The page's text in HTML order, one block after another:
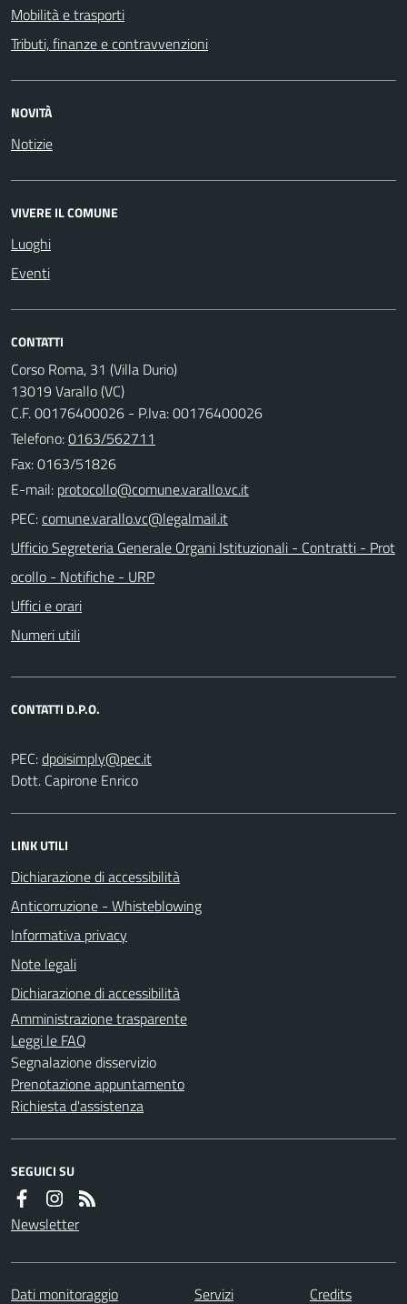
Mobilità e trasporti
Tributi, finanze e contravvenzioni
NOVITÀ
Notizie
VIVERE IL COMUNE
Luoghi
Eventi
CONTATTI
Corso Roma, 31 (Villa Durio)
13019 Varallo (VC)
C.F. 00176400026 - P.Iva: 00176400026
Telefono:0163/562711
Fax: 0163/51826
E-mail:
PEC:
Ufficio Segreteria Generale Organi Istituzionali - Contratti - Prot
ocollo - Notifiche - URP
Uffici e orari
Numeri utili
CONTATTI D.P.O.
PEC:
Dott. Capirone Enrico
LINK UTILI
Dichiarazione di accessibilità
Anticorruzione - Whisteblowing
Informativa privacy
Note legali
Dichiarazione di accessibilità
Amministrazione trasparente
Leggi le FAQ
Segnalazione disservizio
Prenotazione appuntamento
Richiesta d'assistenza
SEGUICI SU
Newsletter
Dati monitoraggio Servizi Credits